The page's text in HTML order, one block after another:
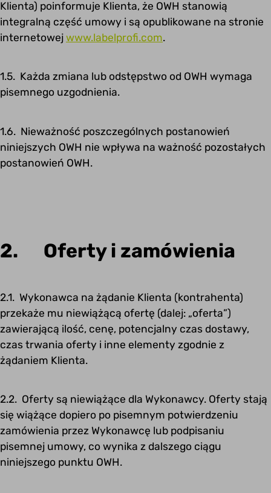
Klienta) poinformuje Klienta, że OWH stanowią
integralną część umowy i są opublikowane na stronie
internetowej www.labelprofi.com.
1.5. Każda zmiana lub odstępstwo od OWH wymaga
pisemnego uzgodnienia.
1.6. Nieważność poszczególnych postanowień
niniejszych OWH nie wpływa na ważność pozostałych
postanowień OWH.
2. Oferty i zamówienia
2.1. Wykonawca na żądanie Klienta (kontrahenta)
przekaże mu niewiążącą ofertę (dalej: „oferta”)
zawierającą ilość, cenę, potencjalny czas dostawy,
czas trwania oferty i inne elementy zgodnie z
żądaniem Klienta.
2.2. Oferty są niewiążące dla Wykonawcy. Oferty stają
się wiążące dopiero po pisemnym potwierdzeniu
zamówienia przez Wykonawcę lub podpisaniu
pisemnej umowy, co wynika z dalszego ciągu
niniejszego punktu OWH.